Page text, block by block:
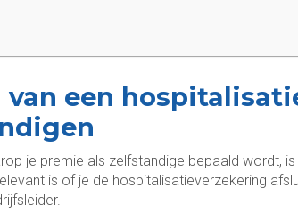
van een
je premie als zelfstandige bepaald wordt,
is of je de hospitalisatieverzekering